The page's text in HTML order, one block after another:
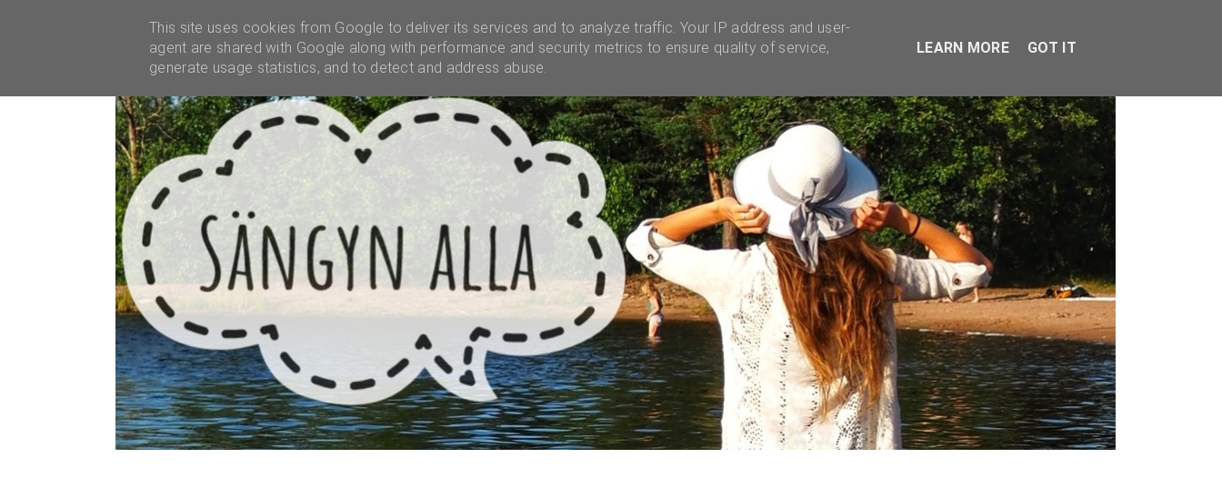
YHTEISTYÖT UNELMALAATIKKO
This site uses cookies from Google to deliver its services and to analyze traffic. Your IP address and user-
agent are shared with Google along with performance and security metrics to ensure quality of service,
generate usage statistics, and to detect and address abuse.
LEARN MORE GOT IT